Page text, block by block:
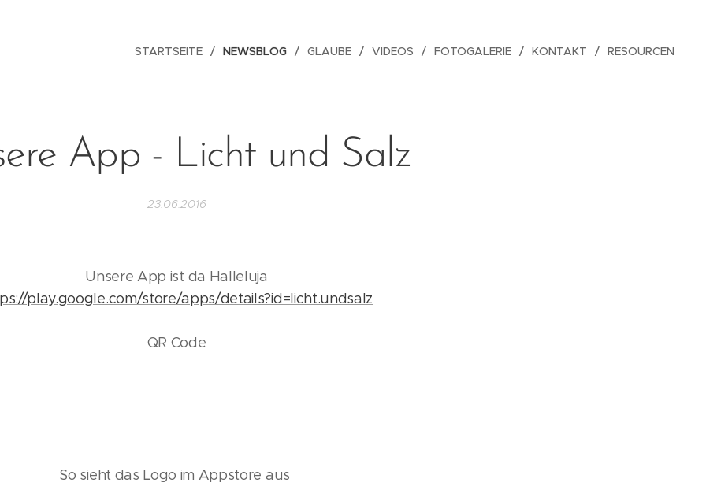
STARTSEITE NEWSBLOG GLAUBE VIDEOS FOTOGALERIE KONTAKT RESOURCEN
App - Licht und Salz
23.06.2016
Unsere App ist da Halleluja
play.google.com/store/apps/details?id=licht.undsalz
QR Code
So sieht das Logo im Appstore aus